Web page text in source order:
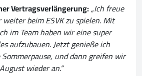
Vertragsverlängerung:„Ich freue
beim ESVK zu spielen. Mit
im Team haben wir eine super
aufzubauen. Jetzt genieße ich
und dann greifen wir
wieder an.“